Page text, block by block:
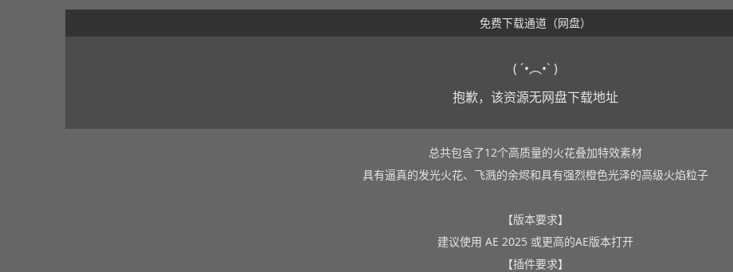
免费下载通道（网盘）
( ´•︵•` )
抱歉，该资源无网盘下载地址
总共包含了12个高质量的火花叠加特效素材
具有逼真的发光火花、飞溅的余烬和具有强烈橙色光泽的高级火焰粒子
【版本要求】
建议使用 AE 2025 或更高的AE版本打开
【插件要求】